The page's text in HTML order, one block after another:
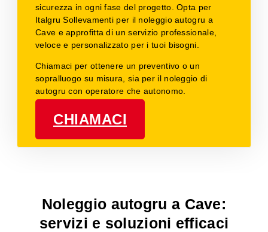
sicurezza in ogni fase del progetto. Opta per
Italgru Sollevamenti per il noleggio autogru a
Cave e approfitta di un servizio professionale,
veloce e personalizzato per i tuoi bisogni.
Chiamaci per ottenere un preventivo o un
sopralluogo su misura, sia per il noleggio di
autogru con operatore che autonomo.
CHIAMACI
Noleggio autogru a Cave:
servizi e soluzioni efficaci